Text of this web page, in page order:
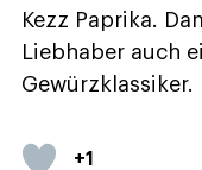
Kezz Paprika.
Liebhaber auch
Gewürzklassiker.
+1